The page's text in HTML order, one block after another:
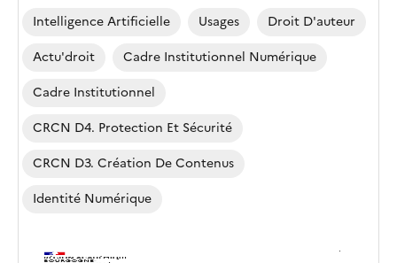
Intelligence Artificielle Usages
Droit D'auteur
Actu'droit
Cadre Institutionnel Numérique
Cadre Institutionnel
CRCN D4. Protection Et Sécurité
CRCN D3. Création De Contenus
Identité Numérique
Image